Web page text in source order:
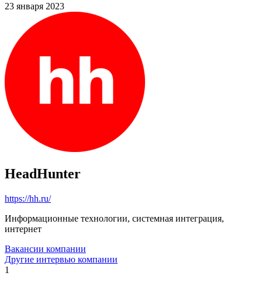
23 января 2023
HeadHunter
https://hh.ru/
Информационные технологии, системная интеграция,
интернет
Вакансии компании
Другие интервью компании
1